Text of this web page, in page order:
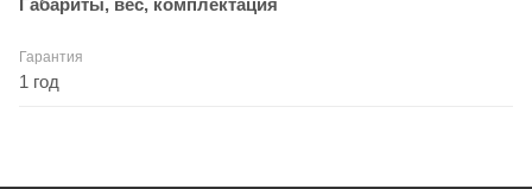
Габариты, вес, комплектация
Гарантия
1 год